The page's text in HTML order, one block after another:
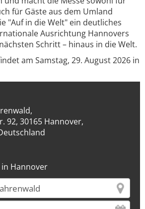
für Gäste aus dem Umland
"Auf in die Welt" ein deutliches
Ausrichtung Hannovers
Schritt – hinaus in die Welt.
am Samstag, 29. August 2026 in
92, 30165 Hannover,
Hannover